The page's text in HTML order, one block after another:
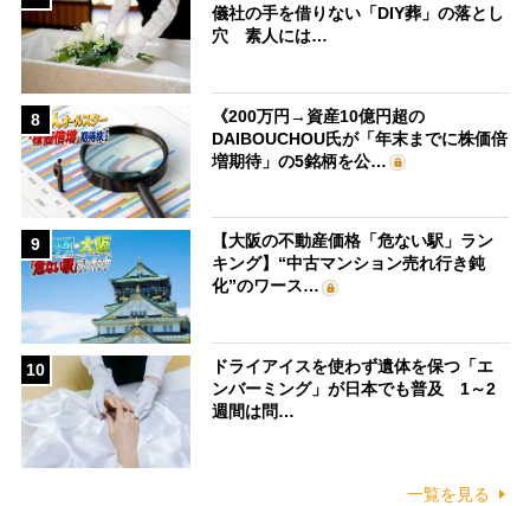
儀社の手を借りない「DIY葬」の落とし
穴 素人には…
8
《200万円→資産10億円超の
DAIBOUCHOU氏が「年末までに株価倍
増期待」の5銘柄を公…
9
【大阪の不動産価格「危ない駅」ラン
キング】“中古マンション売れ行き鈍
化”のワース…
10
ドライアイスを使わず遺体を保つ「エ
ンバーミング」が日本でも普及 1～2
週間は問…
一覧を見る